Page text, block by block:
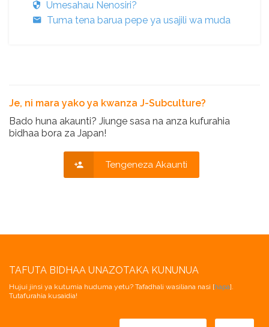
Umesahau Nenosiri?
Tuma tena barua pepe ya usajili wa muda
Je, ni mara yako ya kwanza J-Subculture?
Bado huna akaunti? Jiunge sasa na anza kufurahia
bidhaa bora za Japan!
Tengeneza Akaunti
TAFUTA BIDHAA UNAZOTAKA KUNUNUA
Hujui jinsi ya kutumia huduma yetu? Tafadhali wasiliana nasi [hapa].
Tutafurahia kusaidia!